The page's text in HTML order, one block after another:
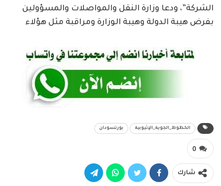
الشركة”، ودعا وزارة النقل والمواصلات والمسؤولين
بفرض هيبة الدولة وهيبة الوزارة ومراقبة مثل هؤلاء
الخطوط_الجوية_الإثيوبية بورتسودان
0
شارك